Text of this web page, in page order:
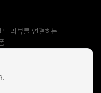
리뷰를 연결하는
.